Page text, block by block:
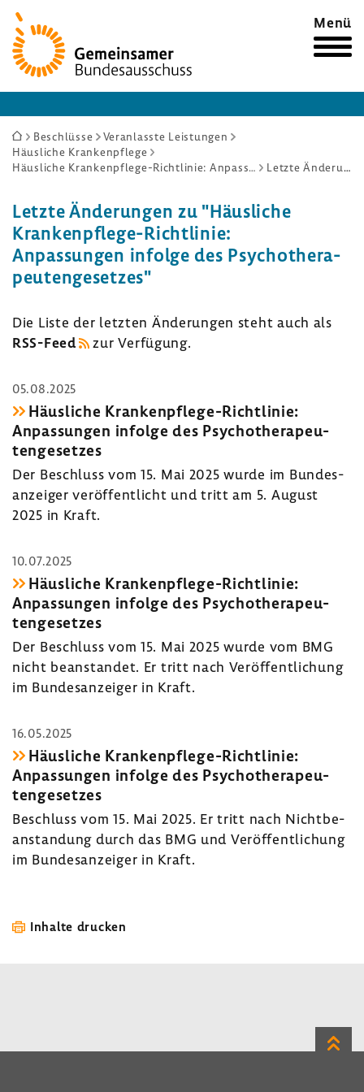
Zur
Startseite
Menü
Sie
sind
Beschlüsse
Veranlasste Leistungen
Häusliche Krankenpflege
Häusliche Krankenpflege-Richtlinie: Anpassungen infolge des Psychotherapeutengesetzes
Letzte Änderungen
Letzte Ände­rungen zu "Häus­liche
Krankenpflege-​Richtlinie:
Anpas­sungen infolge des Psycho­the­ra­
peu­ten­ge­setzes"
Die Liste der letzten Ände­rungen steht auch als
RSS-​Feed
zur Verfü­gung.
05.08.2025
Häus­liche Krankenpflege-​Richtlinie:
Anpas­sungen infolge des Psycho­the­ra­peu­
ten­ge­setzes
Der Beschluss vom 15. Mai 2025 wurde im Bundes­
an­zeiger veröf­fent­licht und tritt am 5. August
2025 in Kraft.
10.07.2025
Häus­liche Krankenpflege-​Richtlinie:
Anpas­sungen infolge des Psycho­the­ra­peu­
ten­ge­setzes
Der Beschluss vom 15. Mai 2025 wurde vom BMG
nicht bean­standet. Er tritt nach Veröf­fent­li­chung
im Bundes­an­zeiger in Kraft.
16.05.2025
Häus­liche Krankenpflege-​Richtlinie:
Anpas­sungen infolge des Psycho­the­ra­peu­
ten­ge­setzes
Beschluss vom 15. Mai 2025. Er tritt nach Nicht­be­
an­stan­dung durch das BMG und Veröf­fent­li­chung
im Bundes­an­zeiger in Kraft.
Inhalte drucken
Zum